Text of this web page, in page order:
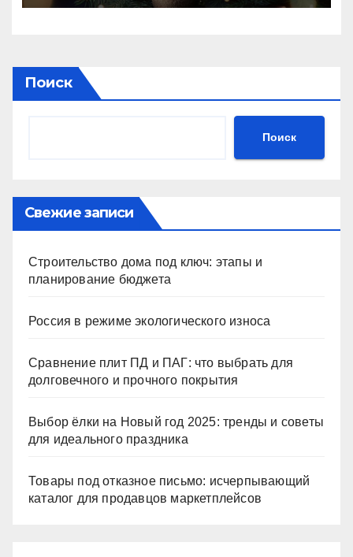
Поиск
Поиск
Свежие записи
Строительство дома под ключ: этапы и
планирование бюджета
Россия в режиме экологического износа
Сравнение плит ПД и ПАГ: что выбрать для
долговечного и прочного покрытия
Выбор ёлки на Новый год 2025: тренды и советы
для идеального праздника
Товары под отказное письмо: исчерпывающий
каталог для продавцов маркетплейсов